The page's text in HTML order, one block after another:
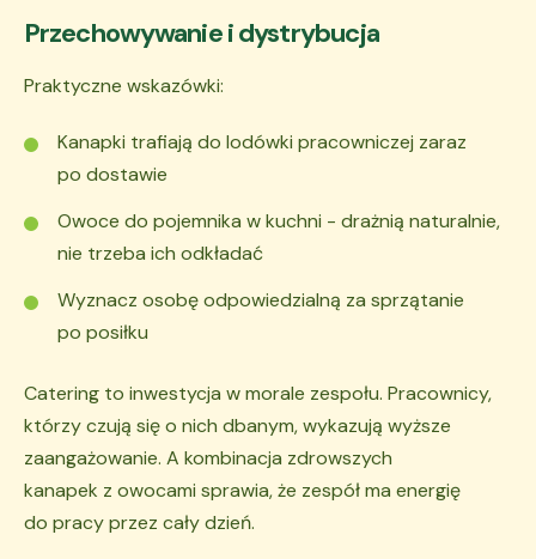
Przechowywanie i dystrybucja
Praktyczne wskazówki:
Kanapki trafiają do lodówki pracowniczej zaraz
po dostawie
Owoce do pojemnika w kuchni - drażnią naturalnie,
nie trzeba ich odkładać
Wyznacz osobę odpowiedzialną za sprzątanie
po posiłku
Catering to inwestycja w morale zespołu. Pracownicy,
którzy czują się o nich dbanym, wykazują wyższe
zaangażowanie. A kombinacja zdrowszych
kanapek z owocami sprawia, że zespół ma energię
do pracy przez cały dzień.